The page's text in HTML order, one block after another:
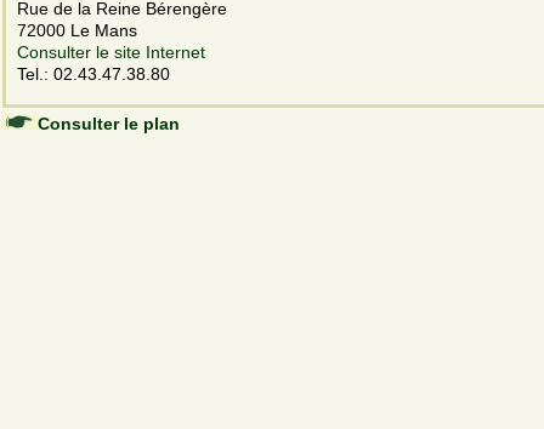
Rue de la Reine Bérengère
72000 Le Mans
Consulter le site Internet
Tel.: 02.43.47.38.80
Consulter le plan